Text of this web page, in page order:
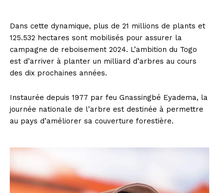
Dans cette dynamique, plus de 21 millions de plants et
125.532 hectares sont mobilisés pour assurer la
campagne de reboisement 2024. L’ambition du Togo
est d’arriver à planter un milliard d’arbres au cours
des dix prochaines années.
Instaurée depuis 1977 par feu Gnassingbé Eyadema, la
journée nationale de l’arbre est destinée à permettre
au pays d’améliorer sa couverture forestière.